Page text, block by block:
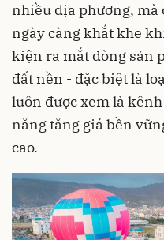
nhiều địa phương, mà
ngày càng khắt khe
kiện ra mắt dòng sản
đất nền - đặc biệt là
luôn được xem là kênh
năng tăng giá bền
cao.